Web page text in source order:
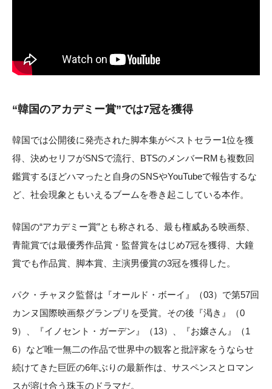
“韓国のアカデミー賞”では7冠を獲得
韓国では公開後に発売された脚本集がベストセラー1位を獲
得、決めセリフがSNSで流行、BTSのメンバーRMも複数回
鑑賞するほどハマったと自身のSNSやYouTubeで報告するな
ど、社会現象ともいえるブームを巻き起こしている本作。
韓国の“アカデミー賞”とも称される、最も権威ある映画祭、
青龍賞では最優秀作品賞・監督賞をはじめ7冠を獲得、大鐘
賞でも作品賞、脚本賞、主演男優賞の3冠を獲得した。
パク・チャヌク監督は『オールド・ボーイ』（03）で第57回
カンヌ国際映画祭グランプリを受賞。その後『渇き』（0
9）、『イノセント・ガーデン』（13）、『お嬢さん』（1
6）など唯一無二の作品で世界中の観客と批評家をうならせ
続けてきた巨匠の6年ぶりの最新作は、サスペンスとロマン
スが溶け合う珠玉のドラマだ。